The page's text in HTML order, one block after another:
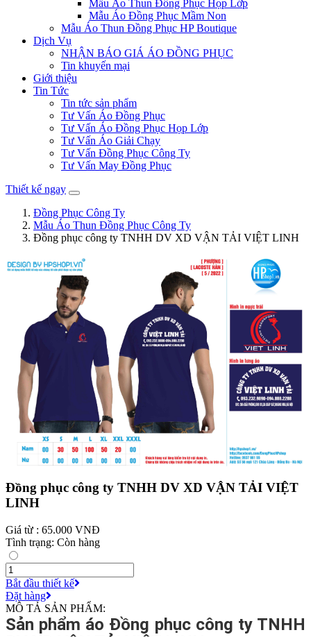
Mẫu Áo Thun Đồng Phục Họp Lớp
Mẫu Áo Đồng Phục Mầm Non
Mẫu Áo Thun Đồng Phục HP Boutique
Dịch Vụ
NHẬN BÁO GIÁ ÁO ĐỒNG PHỤC
Tin khuyến mại
Giới thiệu
Tin Tức
Tin tức sản phẩm
Tư Vấn Áo Đồng Phục
Tư Vấn Áo Đồng Phục Họp Lớp
Tư Vấn Áo Giải Chạy
Tư Vấn Đồng Phục Công Ty
Tư Vấn May Đồng Phục
Thiết kế ngay
Đồng Phục Công Ty
Mẫu Áo Thun Đồng Phục Công Ty
Đồng phục công ty TNHH DV XD VẬN TẢI VIỆT LINH
Đồng phục công ty TNHH DV XD VẬN TẢI VIỆT
LINH
Giá từ : 65.000 VNĐ
Tình trạng: Còn hàng
Bắt đầu thiết kế
Đặt hàng
MÔ TẢ SẢN PHẨM:
Sản phẩm áo Đồng phục công ty TNHH